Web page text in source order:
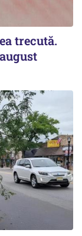
trecută.